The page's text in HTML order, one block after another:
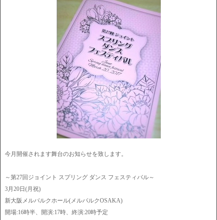
今月開催されます舞台のお知らせを致します。
～第27回ジョイント スプリング ダンス フェスティバル～
3月20日(月祝)
新大阪メルパルクホール(メルパルクOSAKA)
開場:16時半、開演:17時、終演:20時予定